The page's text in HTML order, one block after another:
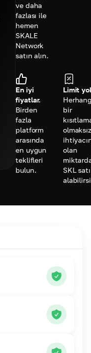
ve daha
fazlası ile
hemen
SKALE
Network
satın alın.
En iyi
fiyatlar.
Birden
fazla
platform
arasında
en uygun
teklifleri
bulun.
Limit
bir
olan
SKL